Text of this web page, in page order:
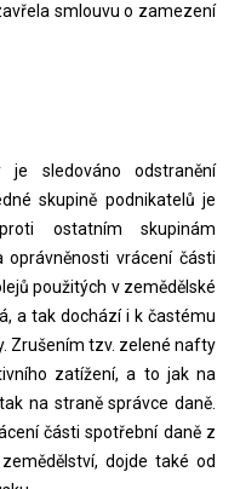
smlouvu o zamezení
sledováno odstranění
skupině podnikatelů je
ostatním skupinám
oprávněnosti vrácení části
použitých v zemědělské
a tak dochází i k častému
Zrušením tzv. zelené nafty
zatížení, a to jak na
na straně správce daně.
části spotřební daně z
dojde také od